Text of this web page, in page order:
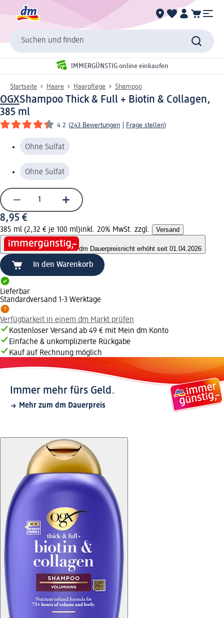
Suchen und finden
IMMERGÜNSTIG online einkaufen
Startseite Haare Haarpflege Shampoo
OGXShampoo Thick & Full + Biotin & Collagen,
385 ml
4.2 (243 Bewertungen Frage stellen)
Ohne Sulfat
Ohne Sulfat
8,95 €
385 ml (2,32 € je 100 ml)inkl. 20% MwSt. zzgl. Versand
dm Dauerpreisnicht erhöht seit 01.04.2026
In den Warenkorb
Lieferbar
Standardversand 1-3 Werktage
Verfügbarkeit in einem dm Markt prüfen
Kostenloser Versand ab 49 € mit Mein dm Konto
Einfache & unkomplizierte Rückgabe
Kauf auf Rechnung möglich
Immer mehr fürs Geld.
Mehr zum dm Dauerpreis